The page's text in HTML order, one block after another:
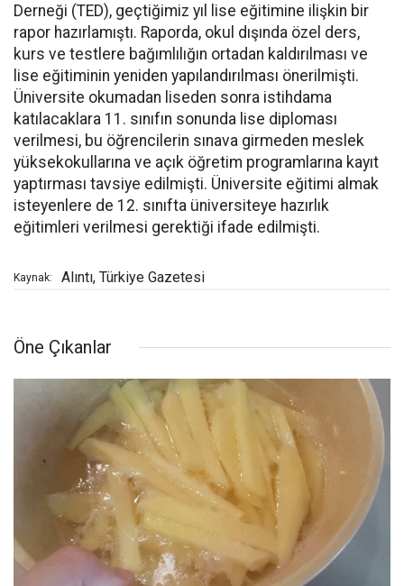
Derneği (TED), geçtiğimiz yıl lise eğitimine ilişkin bir
rapor hazırlamıştı. Raporda, okul dışında özel ders,
kurs ve testlere bağımlılığın ortadan kaldırılması ve
lise eğitiminin yeniden yapılandırılması önerilmişti.
Üniversite okumadan liseden sonra istihdama
katılacaklara 11. sınıfın sonunda lise diploması
verilmesi, bu öğrencilerin sınava girmeden meslek
yüksekokullarına ve açık öğretim programlarına kayıt
yaptırması tavsiye edilmişti. Üniversite eğitimi almak
isteyenlere de 12. sınıfta üniversiteye hazırlık
eğitimleri verilmesi gerektiği ifade edilmişti.
Kaynak: Alıntı, Türkiye Gazetesi
Öne Çıkanlar